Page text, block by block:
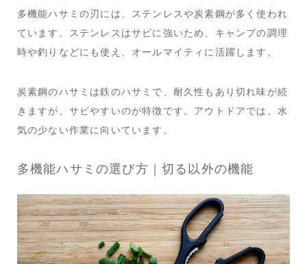
多機能ハサミの刃には、ステンレスや炭素鋼が多く使われ
ています。ステンレスはサビに強いため、キャンプの調理
時や釣りなどにも使え、オールマイティに活躍します。
炭素鋼のハサミは鉄のハサミで、耐久性もあり切れ味が続
きますが、サビやすいのが特徴です。アウトドアでは、水
気の少ない作業に向いています。
多機能ハサミの選び方｜切る以外の機能